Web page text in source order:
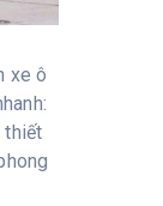
xe ô
thiết